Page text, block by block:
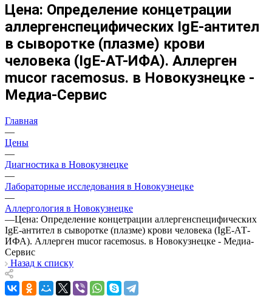
Цена: Определение концетрации
аллергенспецифических IgE-антител
в сыворотке (плазме) крови
человека (IgE-АТ-ИФА). Аллерген
mucor racemosus. в Новокузнецке -
Медиа-Сервис
Главная
—
Цены
—
Диагностика в Новокузнецке
—
Лабораторные исследования в Новокузнецке
—
Аллергология в Новокузнецке
—Цена: Определение концетрации аллергенспецифических
IgE-антител в сыворотке (плазме) крови человека (IgE-АТ-
ИФА). Аллерген mucor racemosus. в Новокузнецке - Медиа-
Сервис
Назад к списку